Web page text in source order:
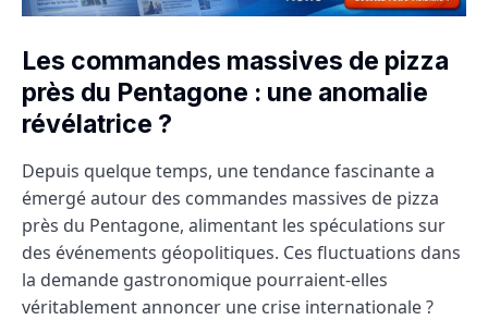
Les commandes massives de pizza
près du Pentagone : une anomalie
révélatrice ?
Depuis quelque temps, une tendance fascinante a
émergé autour des commandes massives de pizza
près du Pentagone, alimentant les spéculations sur
des événements géopolitiques. Ces fluctuations dans
la demande gastronomique pourraient-elles
véritablement annoncer une crise internationale ?